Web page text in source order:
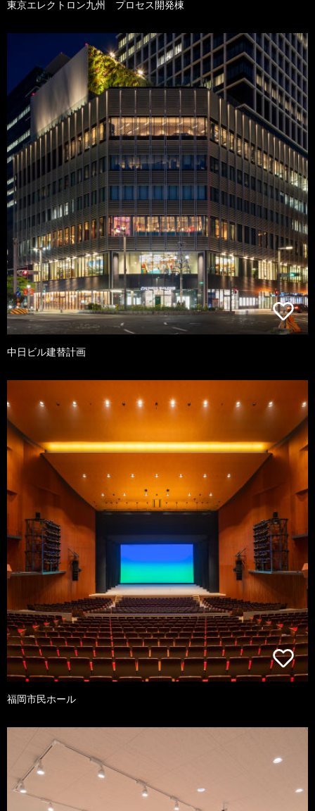
東京エレクトロン九州 プロセス開発棟
中日ビル建替計画
福岡市民ホール